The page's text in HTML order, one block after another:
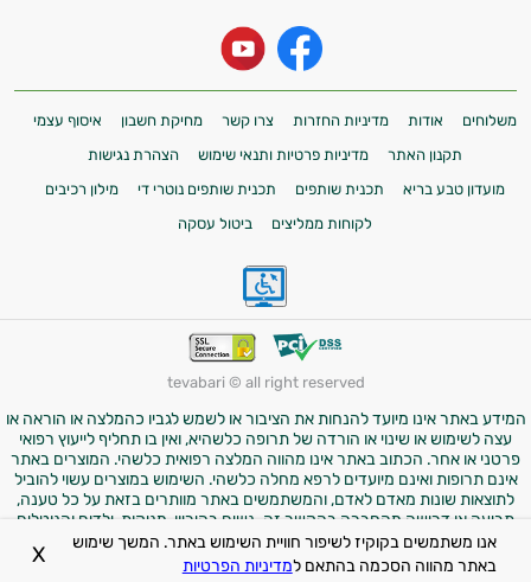
משלוחים אודות מדיניות החזרות צרו קשר מחיקת חשבון
איסוף עצמי
תקנון האתר
מדיניות פרטיות ותנאי שימוש
הצהרת נגישות
מועדון טבע בריא
תכנית שותפים תכנית שותפים נוטרי די
מילון רכיבים
לקוחות ממליצים
ביטול עסקה
tevabari © all right reserved
המידע באתר אינו מיועד להנחות את הציבור או לשמש לגביו כהמלצה או הוראה או
עצה לשימוש או שינוי או הורדה של תרופה כלשהיא, ואין בו תחליף לייעוץ רפואי
פרטני או אחר. הכתוב באתר אינו מהווה המלצה רפואית כלשהי. המוצרים באתר
אינם תרופות ואינם מיועדים לרפא מחלה כלשהי. השימוש במוצרים עשוי להוביל
לתוצאות שונות מאדם לאדם, והמשתמשים באתר מוותרים בזאת על כל טענה,
תביעה או דרישה מהחברה בהקשר זה. נשים בהיריון, מניקות, ילדים והנוטלים
תרופות מרשם – יש להיוועץ ברופא לפני השימוש במוצרים. התמונות באתר הן
להמחשה בלבד.
אנו משתמשים בקוקיז לשיפור חוויית השימוש באתר. המשך שימוש
באתר מהווה הסכמה בהתאם למדיניות הפרטיות X